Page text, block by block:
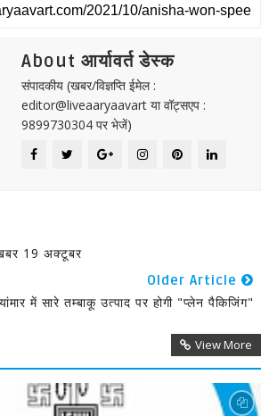
About आर्यावर्त डेस्क
संपादकीय (खबर/विज्ञप्ति ईमेल :
editor@liveaaryaavart या वॉट्सएप :
9899730304 पर भेजें)
19 अक्टूबर
Older Article
में सारे तम्बाकू उत्पाद पर होगी "प्लेन पैकिजिंग"
View More